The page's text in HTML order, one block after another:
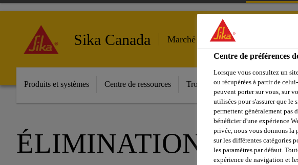
Sika Canada Marché secondaire automobile
Produits et systèmes Centre de ressources Trouver un distributeur
ÉLIMINATION DE
Centre de préférences
Lorsque vous consultez un
ou récupérées à partir de
peuvent porter sur vous, sur
utilisées pour s'assurer que le
permettent généralement pas
bénéficier d'une expérience
privée, nous vous donnons la
sur les différentes catégories
les paramètres par défaut.
expérience de navigation et